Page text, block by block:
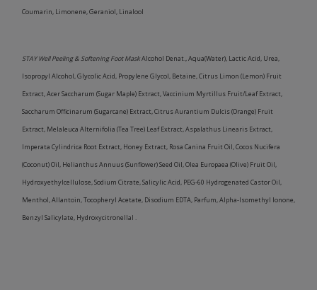
Coumarin, Limonene, Geraniol, Linalool
STAY Well Peeling & Softening Foot MaskAlcohol Denat., Aqua(Water), Lactic Acid, Urea,
Isopropyl Alcohol, Glycolic Acid, Propylene Glycol, Betaine, Citrus Limon (Lemon) Fruit
Extract, Acer Saccharum (Sugar Maple) Extract, Vaccinium Myrtillus Fruit/Leaf Extract,
Saccharum Officinarum (Sugarcane) Extract, Citrus Aurantium Dulcis (Orange) Fruit
Extract, Melaleuca Alternifolia (Tea Tree) Leaf Extract, Aspalathus Linearis Extract,
Imperata Cylindrica Root Extract, Honey Extract, Rosa Canina Fruit Oil, Cocos Nucifera
(Coconut) Oil, Helianthus Annuus (Sunflower) Seed Oil, Olea Europaea (Olive) Fruit Oil,
Hydroxyethylcellulose, Sodium Citrate, Salicylic Acid, PEG-60 Hydrogenated Castor Oil,
Menthol, Allantoin, Tocopheryl Acetate, Disodium EDTA, Parfum, Alpha-Isomethyl Ionone,
Benzyl Salicylate, Hydroxycitronellal .